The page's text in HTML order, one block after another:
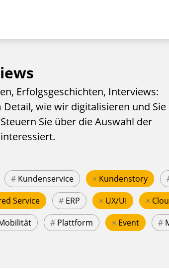
Erfolgsgeschichten, Interviews:
Detail, wie wir digitalisieren und Sie
Sie über die Auswahl der
# Kundenservice × Kundenstory
Service # ERP × UX/UI ×
# Plattform × Event #